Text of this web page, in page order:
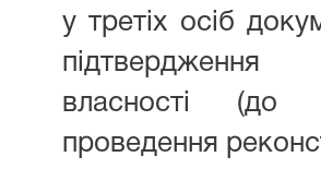
у третіх осіб
власності (до
проведення